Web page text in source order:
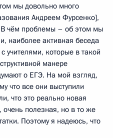
мы довольно много
Андреем Фурсенко],
В чём проблемы – об этом мы
наиболее активная беседа
учителями, которые в такой
манере
о ЕГЭ. На мой взгляд,
что все они выступили
что это реально новая
очень полезная, но в то же
Поэтому я надеюсь, что